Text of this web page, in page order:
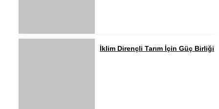
İklim Dirençli Tarım İçin Güç Birliği